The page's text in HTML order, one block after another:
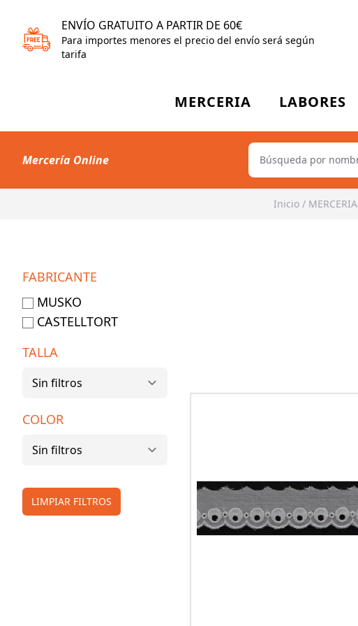
ENVÍO GRATUITO A PARTIR DE 60€
Para importes menores el precio del envío será según
tarifa
MERCERIA LABORES
Mercería Online
Inicio / MERCERIA
FABRICANTE
MUSKO
CASTELLTORT
TALLA
COLOR
LIMPIAR FILTROS